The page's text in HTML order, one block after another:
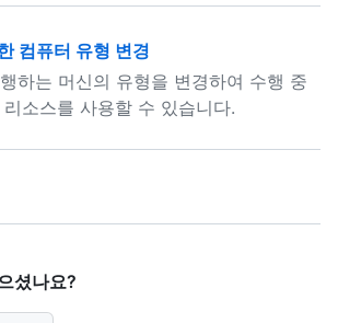
컴퓨터 유형 변경
하는 머신의 유형을 변경하여 수행 중
소스를 사용할 수 있습니다.
셨나요?